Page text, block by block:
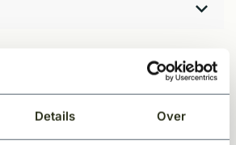
Details Over